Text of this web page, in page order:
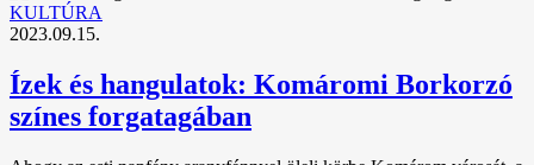
KULTÚRA
2023.09.15.
Ízek és hangulatok: Komáromi Borkorzó
színes forgatagában